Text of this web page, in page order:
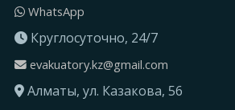
WhatsApp
Круглосуточно, 24/7
evakuatory.kz@gmail.com
Алматы, ул. Казакова, 56